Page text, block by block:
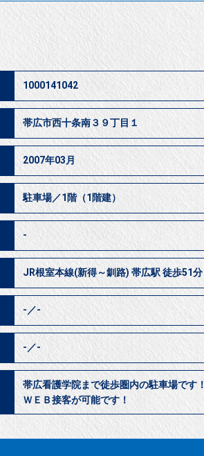
1000141042
帯広市西十条南３９丁目１
2007年03月
駐車場／1階（1階建）
-
JR根室本線(新得～釧路) 帯広駅 徒歩51分
-／-
-／-
帯広看護学院まで徒歩圏内の駐車場です！
ＷＥＢ接客が可能です！